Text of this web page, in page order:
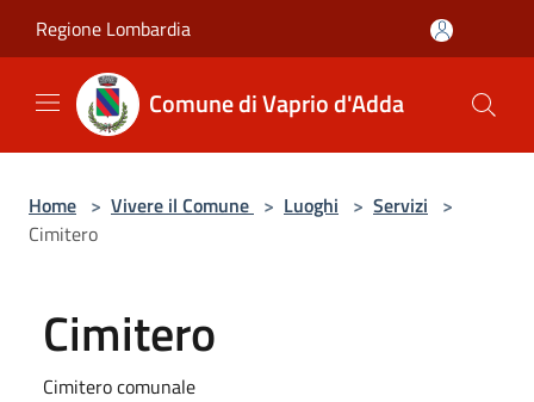
Regione Lombardia
Comune di Vaprio d'Adda
Home > Vivere il Comune > Luoghi > Servizi >
Cimitero
Cimitero
Cimitero comunale